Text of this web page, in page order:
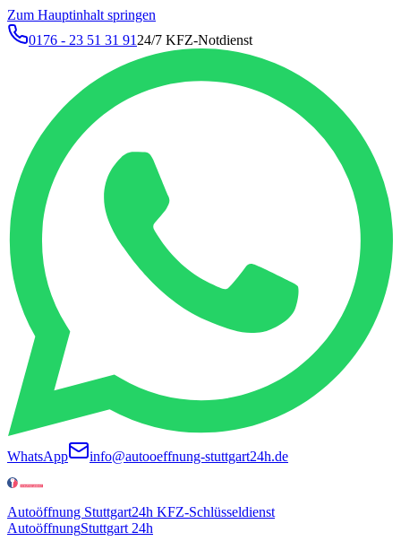
Zum Hauptinhalt springen
0176 - 23 51 31 91 24/7 KFZ-Notdienst
WhatsApp info@autooeffnung-stuttgart24h.de
Autoöffnung Stuttgart24h KFZ-Schlüsseldienst
AutoöffnungStuttgart 24h